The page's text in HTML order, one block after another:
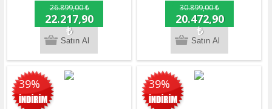
26.899,00 ₺
22.217,90
₺
30.899,00 ₺
20.472,90
₺
39% 39%